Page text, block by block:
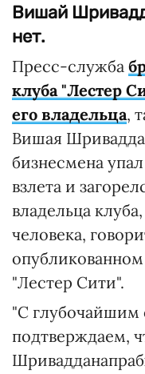
Вишай
нет.
Пресс-служба
клуба "Лестер
его владельца,
Вишая
бизнесмена
взлета и
владельца
человека,
"Лестер Сити".
"С
подтверждаем,